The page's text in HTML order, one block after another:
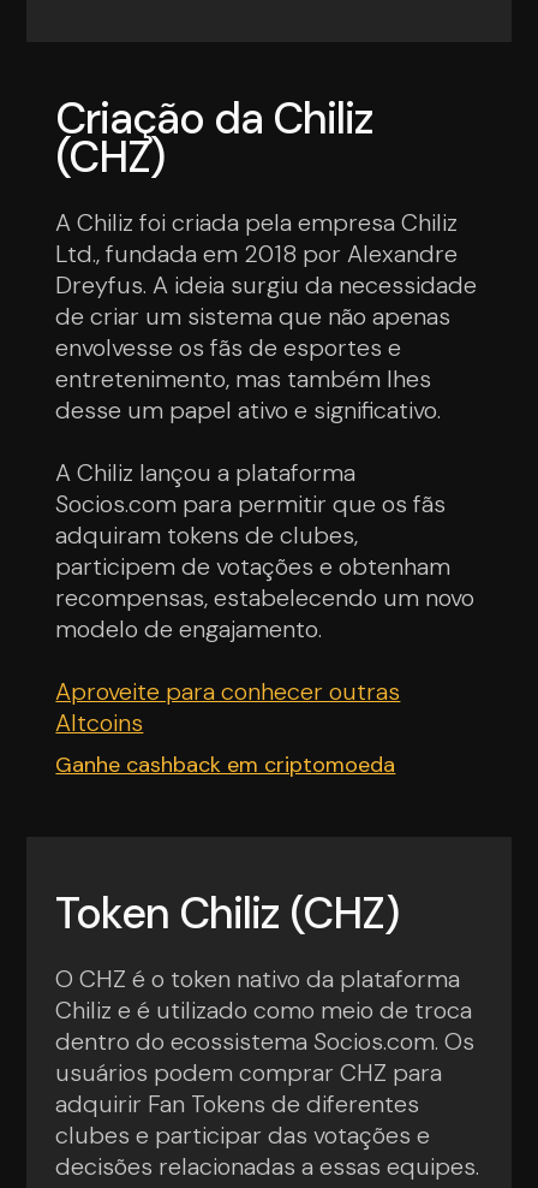
Criação da Chiliz
(CHZ)
A Chiliz foi criada pela empresa Chiliz
Ltd., fundada em 2018 por Alexandre
Dreyfus. A ideia surgiu da necessidade
de criar um sistema que não apenas
envolvesse os fãs de esportes e
entretenimento, mas também lhes
desse um papel ativo e significativo.
A Chiliz lançou a plataforma
Socios.com para permitir que os fãs
adquiram tokens de clubes,
participem de votações e obtenham
recompensas, estabelecendo um novo
modelo de engajamento.
Aproveite para conhecer outras
Altcoins
Ganhe cashback em criptomoeda
Token Chiliz (CHZ)
O CHZ é o token nativo da plataforma
Chiliz e é utilizado como meio de troca
dentro do ecossistema Socios.com. Os
usuários podem comprar CHZ para
adquirir Fan Tokens de diferentes
clubes e participar das votações e
decisões relacionadas a essas equipes.